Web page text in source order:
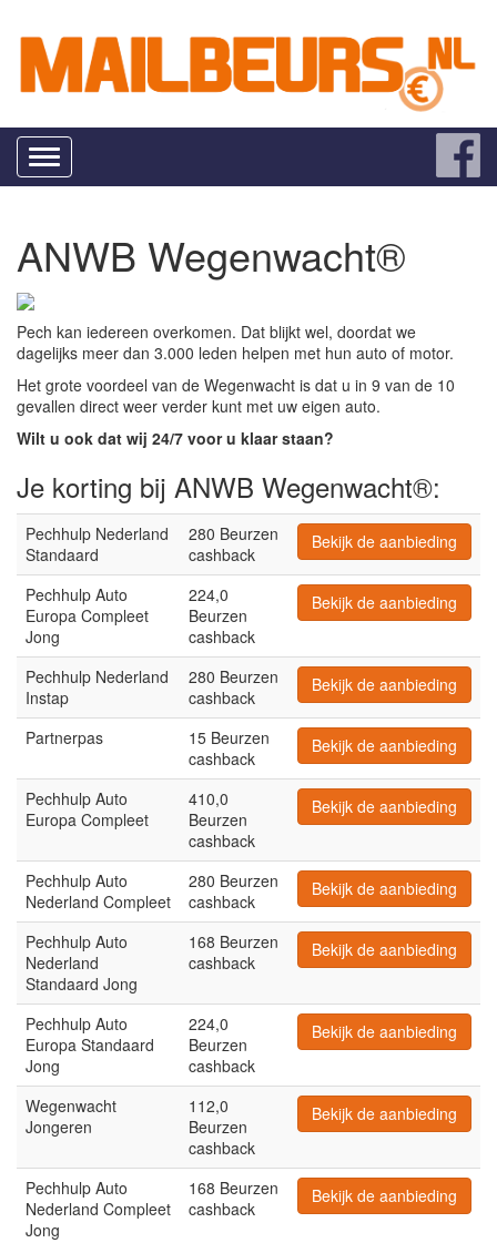
Toggle
navigation
ANWB Wegenwacht®
Pech kan iedereen overkomen. Dat blijkt wel, doordat we
dagelijks meer dan 3.000 leden helpen met hun auto of motor.
Het grote voordeel van de Wegenwacht is dat u in 9 van de 10
gevallen direct weer verder kunt met uw eigen auto.
Wilt u ook dat wij 24/7 voor u klaar staan?
Je korting bij ANWB Wegenwacht®:
Pechhulp Nederland
Standaard
280 Beurzen
cashback
Bekijk de aanbieding
Pechhulp Auto
Europa Compleet
Jong
224,0
Beurzen
cashback
Bekijk de aanbieding
Pechhulp Nederland
Instap
280 Beurzen
cashback
Bekijk de aanbieding
Partnerpas
15 Beurzen
cashback
Bekijk de aanbieding
Pechhulp Auto
Europa Compleet
410,0
Beurzen
cashback
Bekijk de aanbieding
Pechhulp Auto
Nederland Compleet
280 Beurzen
cashback
Bekijk de aanbieding
Pechhulp Auto
Nederland
Standaard Jong
168 Beurzen
cashback
Bekijk de aanbieding
Pechhulp Auto
Europa Standaard
Jong
224,0
Beurzen
cashback
Bekijk de aanbieding
Wegenwacht
Jongeren
112,0
Beurzen
cashback
Bekijk de aanbieding
Pechhulp Auto
Nederland Compleet
Jong
168 Beurzen
cashback
Bekijk de aanbieding